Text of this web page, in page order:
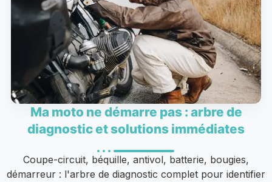
Ma moto ne démarre pas : arbre de
diagnostic et solutions immédiates
Coupe-circuit, béquille, antivol, batterie, bougies,
démarreur : l'arbre de diagnostic complet pour identifier